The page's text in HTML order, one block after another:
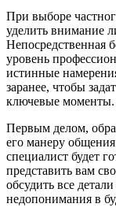
При выборе
уделить внимание
Непосредственная
уровень
истинные
заранее, чтобы
ключевые моменты.
Первым делом,
его манеру
специалист будет
представить вам
обсудить все
недопонимания в